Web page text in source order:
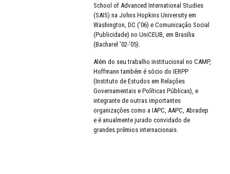
School of Advanced International Studies
(SAIS) na Johns Hopkins University em
Washington, DC (’06) e Comunicação Social
(Publicidade) no UniCEUB, em Brasília
(Bacharel ’02-’05).
Além do seu trabalho institucional no CAMP,
Hoffmann também é sócio do IERPP
(Instituto de Estudos em Relações
Governamentais e Políticas Públicas), e
integrante de outras importantes
organizações como a IAPC, AAPC, Abradep
e é anualmente jurado convidado de
grandes prêmios internacionais.